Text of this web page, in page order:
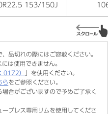
153/150J
品切れの際にはご容赦ください。
は使用できません。
0172）
」を使用ください。
らをご参照ください。
合がございますので予めご了承く
ブレス専用リムを使用してくださ